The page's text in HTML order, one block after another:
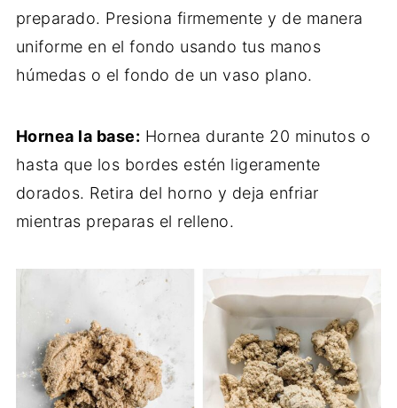
preparado. Presiona firmemente y de manera
uniforme en el fondo usando tus manos
húmedas o el fondo de un vaso plano.
Hornea la base: Hornea durante 20 minutos o
hasta que los bordes estén ligeramente
dorados. Retira del horno y deja enfriar
mientras preparas el relleno.